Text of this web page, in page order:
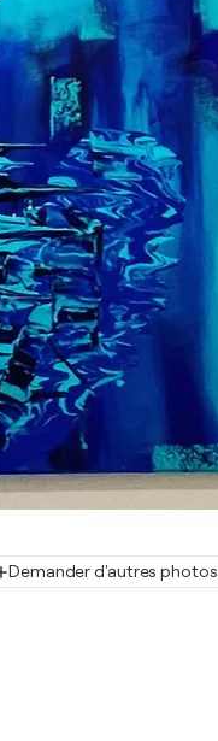
Demander d'autres photos